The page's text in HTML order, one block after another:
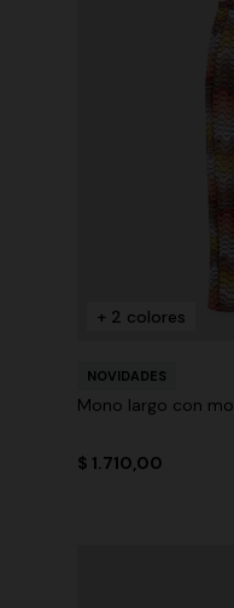
+ 2 colores
NOVIDADES
Mono largo con
$ 1.710,00